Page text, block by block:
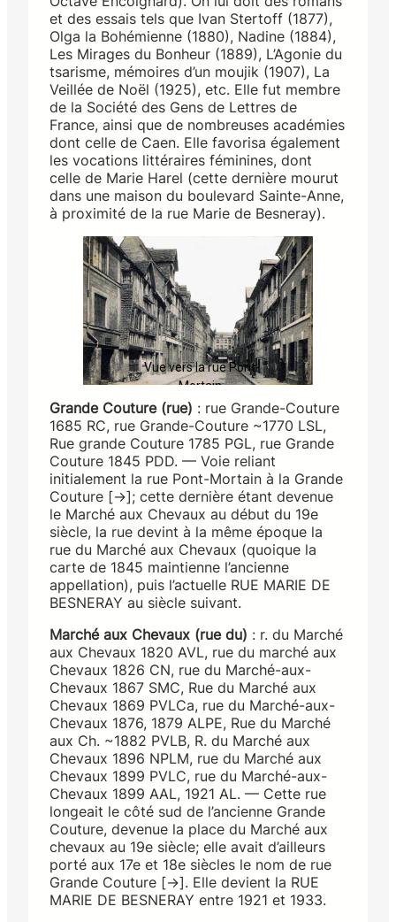
et des essais tels que Ivan Stertoff (1877),
Olga la Bohémienne (1880), Nadine (1884),
Les Mirages du Bonheur (1889), L’Agonie du
tsarisme, mémoires d’un moujik (1907), La
Veillée de Noël (1925), etc. Elle fut membre
de la Société des Gens de Lettres de
France, ainsi que de nombreuses académies
dont celle de Caen. Elle favorisa également
les vocations littéraires féminines, dont
celle de Marie Harel (cette dernière mourut
dans une maison du boulevard Sainte-Anne,
à proximité de la rue Marie de Besneray).
Vue vers la rue Pont-
Mortain.
Grande Couture (rue) : rue Grande-Couture
1685 RC, rue Grande-Couture ~1770 LSL,
Rue grande Couture 1785 PGL, rue Grande
Couture 1845 PDD. — Voie reliant
initialement la rue Pont-Mortain à la Grande
Couture [→]; cette dernière étant devenue
le Marché aux Chevaux au début du 19e
siècle, la rue devint à la même époque la
rue du Marché aux Chevaux (quoique la
carte de 1845 maintienne l’ancienne
appellation), puis l’actuelle RUE MARIE DE
BESNERAY au siècle suivant.
Marché aux Chevaux (rue du) : r. du Marché
aux Chevaux 1820 AVL, rue du marché aux
Chevaux 1826 CN, rue du Marché-aux-
Chevaux 1867 SMC, Rue du Marché aux
Chevaux 1869 PVLCa, rue du Marché-aux-
Chevaux 1876, 1879 ALPE, Rue du Marché
aux Ch. ~1882 PVLB, R. du Marché aux
Chevaux 1896 NPLM, rue du Marché aux
Chevaux 1899 PVLC, rue du Marché-aux-
Chevaux 1899 AAL, 1921 AL. — Cette rue
longeait le côté sud de l’ancienne Grande
Couture, devenue la place du Marché aux
chevaux au 19e siècle; elle avait d’ailleurs
porté aux 17e et 18e siècles le nom de rue
Grande Couture [→]. Elle devient la RUE
MARIE DE BESNERAY entre 1921 et 1933.